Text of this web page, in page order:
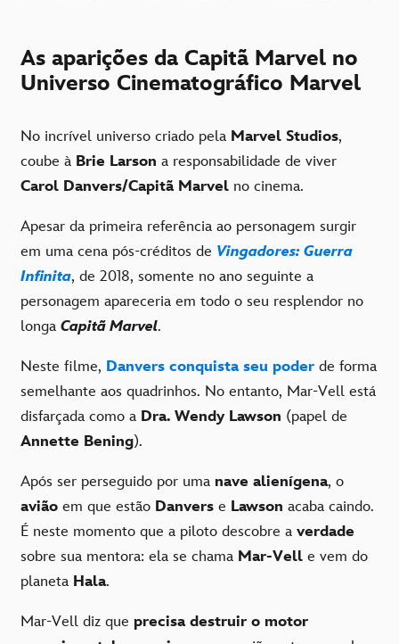
As aparições da Capitã Marvel no
Universo Cinematográfico Marvel
No incrível universo criado pela Marvel Studios,
coube à Brie Larson a responsabilidade de viver
Carol Danvers/Capitã Marvel no cinema.
Apesar da primeira referência ao personagem surgir
em uma cena pós-créditos de Vingadores: Guerra
Infinita, de 2018, somente no ano seguinte a
personagem apareceria em todo o seu resplendor no
longa Capitã Marvel.
Neste filme, Danvers conquista seu poder de forma
semelhante aos quadrinhos. No entanto, Mar-Vell está
disfarçada como a Dra. Wendy Lawson (papel de
Annette Bening).
Após ser perseguido por uma nave alienígena, o
avião em que estão Danvers e Lawson acaba caindo.
É neste momento que a piloto descobre a verdade
sobre sua mentora: ela se chama Mar-Vell e vem do
planeta Hala.
Mar-Vell diz que precisa destruir o motor